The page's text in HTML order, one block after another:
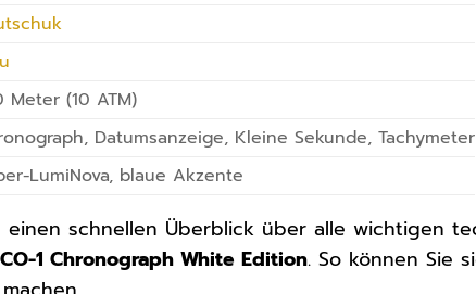
Meter (10 ATM)
Datumsanzeige, Kleine Sekunde, Tachymeter
LumiNova, blaue Akzente
einen schnellen Überblick über alle wichtigen
1 Chronograph White Edition. So können Sie